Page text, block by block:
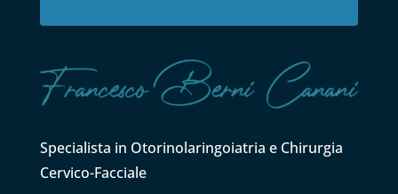
Specialista in Otorinolaringoiatria e Chirurgia
Cervico-Facciale